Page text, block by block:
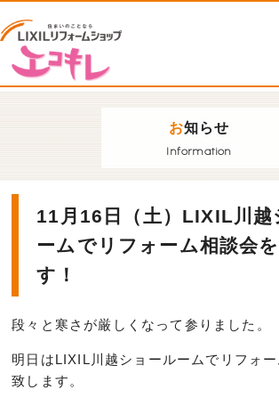
お知らせ
Information
11月16日（土）LIXIL川越
ームでリフォーム相談会
す！
段々と寒さが厳しくなって参りました。
明日はLIXIL川越ショールームでリフォ
致します。